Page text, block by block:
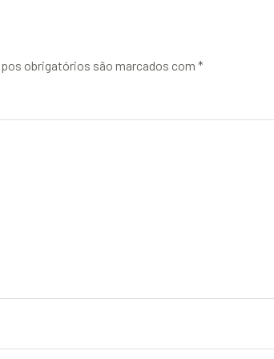
obrigatórios são marcados com *